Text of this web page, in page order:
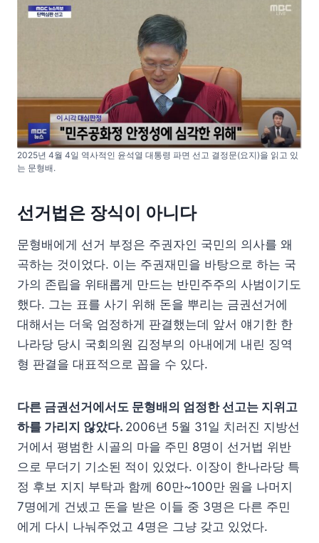
2025년 4월 4일 역사적인 윤석열 대통령 파면 선고 결정문(요지)을 읽고 있
는 문형배.
선거법은 장식이 아니다
문형배에게 선거 부정은 주권자인 국민의 의사를 왜
곡하는 것이었다. 이는 주권재민을 바탕으로 하는 국
가의 존립을 위태롭게 만드는 반민주주의 사범이기도
했다. 그는 표를 사기 위해 돈을 뿌리는 금권선거에
대해서는 더욱 엄정하게 판결했는데 앞서 얘기한 한
나라당 당시 국회의원 김정부의 아내에게 내린 징역
형 판결을 대표적으로 꼽을 수 있다.
다른 금권선거에서도 문형배의 엄정한 선고는 지위고
하를 가리지 않았다. 2006년 5월 31일 치러진 지방선
거에서 평범한 시골의 마을 주민 8명이 선거법 위반
으로 무더기 기소된 적이 있었다. 이장이 한나라당 특
정 후보 지지 부탁과 함께 60만~100만 원을 나머지
7명에게 건넸고 돈을 받은 이들 중 3명은 다른 주민
에게 다시 나눠주었고 4명은 그냥 갖고 있었다.